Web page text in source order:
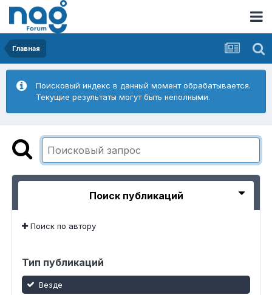
Главная
Поисковый индекс в данный момент обрабатывается.
Текущие результаты могут быть неполными.
Поиск публикаций
Поиск по автору
Тип публикаций
Везде